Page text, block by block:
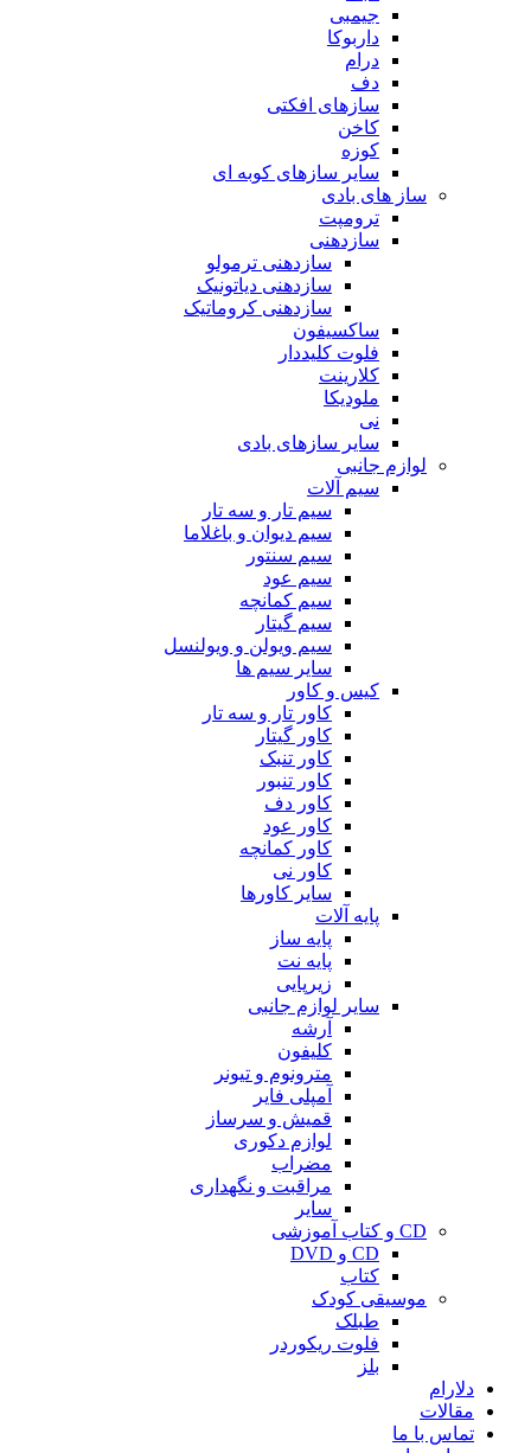
جیمبی
داربوکا
درام
دف
سازهای افکتی
کاخن
کوزه
سایر سازهای کوبه ای
ساز های بادی
ترومپت
سازدهنی
سازدهنی ترمولو
سازدهنی دیاتونیک
سازدهنی کروماتیک
ساکسیفون
فلوت کلیددار
کلارینت
ملودیکا
نی
سایر سازهای بادی
لوازم جانبی
سیم آلات
سیم تار و سه تار
سیم دیوان و باغلاما
سیم سنتور
سیم عود
سیم کمانچه
سیم گیتار
سیم ویولن و ویولنسل
سایر سیم ها
کیس و کاور
کاور تار و سه تار
کاور گیتار
کاور تنبک
کاور تنبور
کاور دف
کاور عود
کاور کمانچه
کاور نی
سایر کاورها
پایه آلات
پایه ساز
پایه نت
زیرپایی
سایر لوازم جانبی
آرشه
کلیفون
مترونوم و تیونر
آمپلی فایر
قمیش و سرساز
لوازم دکوری
مضراب
مراقبت و نگهداری
سایر
CD و کتاب آموزشی
CD و DVD
کتاب
موسیقی کودک
طبلک
فلوت ریکوردر
بلز
دلارام
مقالات
تماس با ما